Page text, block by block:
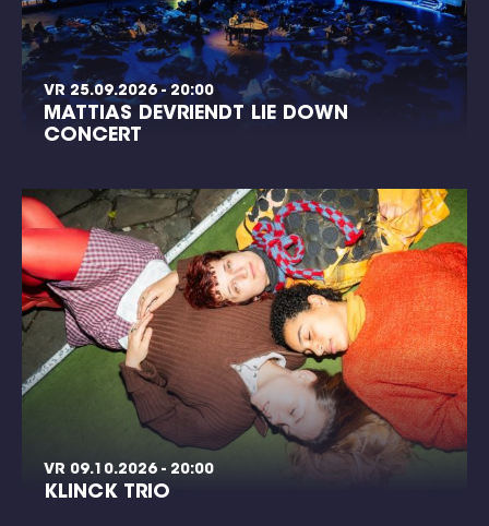
VR 25.09.2026 - 20:00
MATTIAS DEVRIENDT LIE DOWN
CONCERT
VR 09.10.2026 - 20:00
KLINCK TRIO